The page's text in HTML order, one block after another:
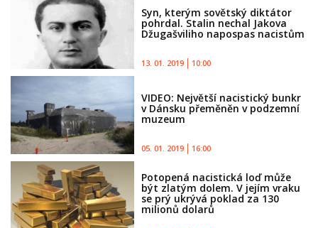
Syn, kterým sovětský diktátor
pohrdal. Stalin nechal Jakova
Džugašviliho napospas nacistům
13. 01. 2019 10:00
VIDEO: Největší nacistický bunkr
v Dánsku přeměněn v podzemní
muzeum
05. 01. 2019 16:00
Potopená nacistická loď může
být zlatým dolem. V jejím vraku
se prý ukrývá poklad za 130
milionů dolarů